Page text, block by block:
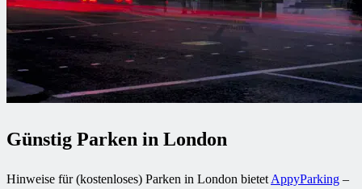
Günstig Parken in London
Hinweise für (kostenloses) Parken in London bietet AppyParking –